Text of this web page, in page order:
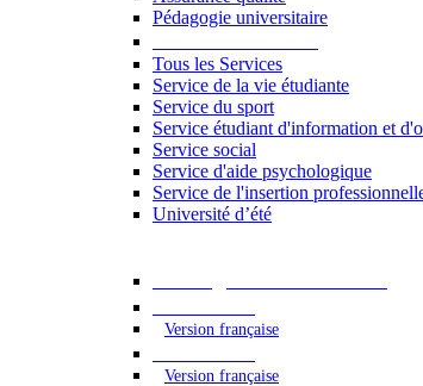
Pédagogie universitaire
Tous les Services
Service de la vie étudiante
Service du sport
Service étudiant d'information et
Service social
Service d'aide psychologique
Service de l'insertion
Université d’été
Version française
Version française